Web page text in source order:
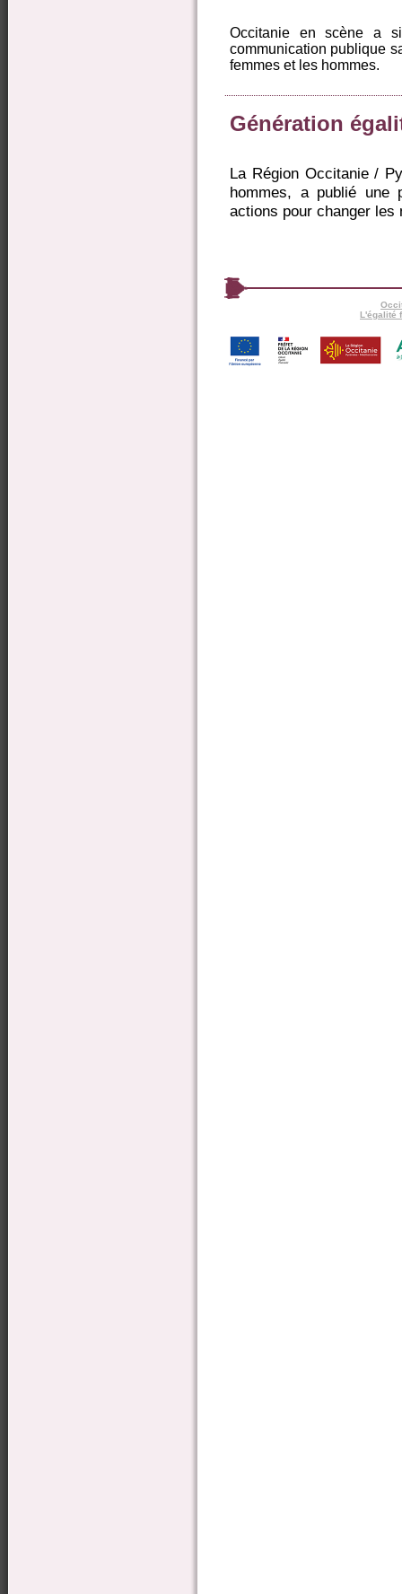
Occitanie en scène a
communication publique
femmes et les hommes.
Génération
La Région Occitanie /
hommes, a publié une
actions pour changer les
L'égalité